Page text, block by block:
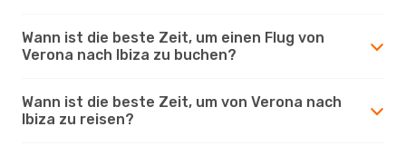
Wann ist die beste Zeit, um einen Flug von
Verona nach Ibiza zu buchen?
Wann ist die beste Zeit, um von Verona nach
Ibiza zu reisen?